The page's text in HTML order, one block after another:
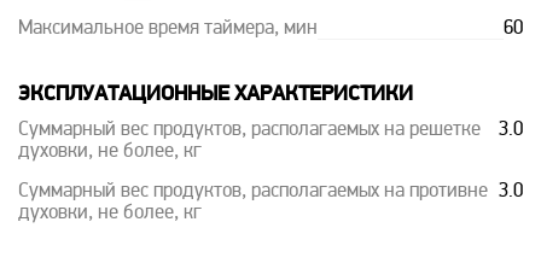
Максимальное время таймера, мин 60
ЭКСПЛУАТАЦИОННЫЕ ХАРАКТЕРИСТИКИ
Суммарный вес продуктов, располагаемых на решетке
духовки, не более, кг
3.0
Суммарный вес продуктов, располагаемых на противне
духовки, не более, кг
3.0